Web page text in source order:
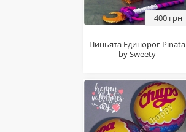
400 грн
Пиньята Единорог Pinata
by Sweety